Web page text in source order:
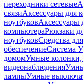
переходники сетевые
связиАксессуары для
ноутбуковАксессуары
компьютераРюкзаки
ноутбуковСредства
обеспечениеСистема
домомУмные колонки,
видеонаблюдения
лампыУмные